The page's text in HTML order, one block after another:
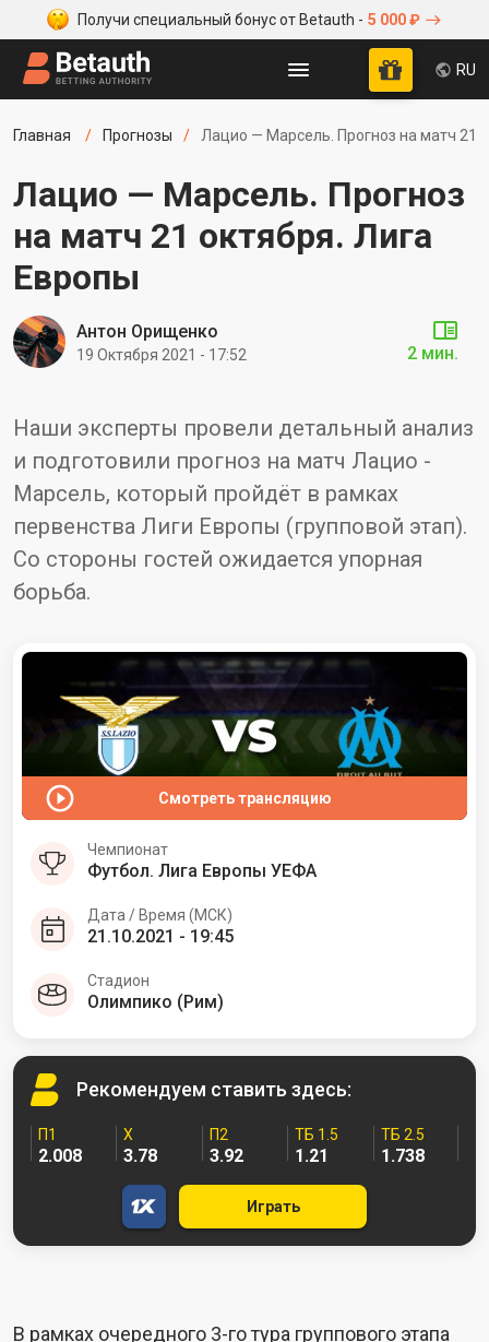
Получи специальный бонус от Betauth - 5 000 ₽
RU
Главная Прогнозы Лацио — Марсель. Прогноз на матч 21
Лацио — Марсель. Прогноз
на матч 21 октября. Лига
Европы
Наши эксперты провели детальный анализ
и подготовили прогноз на матч Лацио -
Марсель, который пройдёт в рамках
первенства Лиги Европы (групповой этап).
Со стороны гостей ожидается упорная
борьба.
Антон Орищенко
19 Октября 2021 - 17:52 2 мин.
Смотреть трансляцию
Чемпионат
Футбол. Лига Европы УЕФА
Дата / Время (МСК)
21.10.2021 - 19:45
Стадион
Олимпико (Рим)
Рекомендуем ставить здесь:
П1
2.008
X
3.78
П2
3.92
ТБ 1.5
1.21
ТБ 2.5
1.738
Играть
В рамках очередного 3-го тура группового этапа